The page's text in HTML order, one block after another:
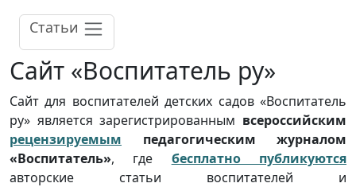
Статьи
Сайт «Воспитатель ру»
Сайт для воспитателей детских садов «Воспитатель
ру» является зарегистрированным всероссийским
рецензируемым педагогическим журналом
«Воспитатель», где бесплатно публикуются
авторские статьи воспитателей и